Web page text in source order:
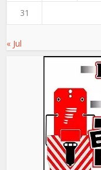
31
« Jul